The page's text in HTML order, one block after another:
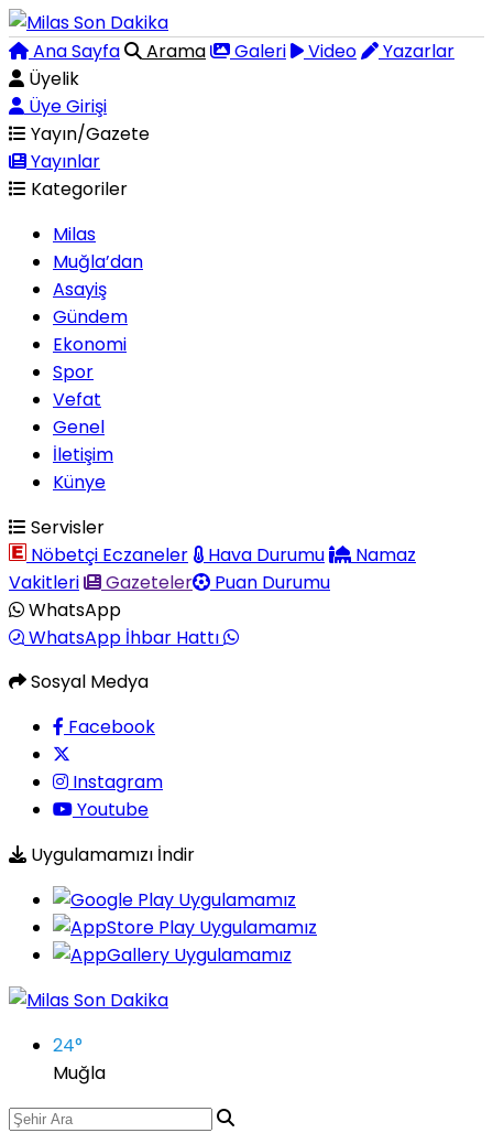
Ana Sayfa Arama Galeri Video
Yazarlar
Üyelik
Üye Girişi
Yayın/Gazete
Yayınlar
Kategoriler
Milas
Muğla’dan
Asayiş
Gündem
Ekonomi
Spor
Vefat
Genel
İletişim
Künye
Servisler
Nöbetçi Eczaneler
Hava Durumu
Namaz
Vakitleri
Gazeteler
Puan Durumu
WhatsApp
WhatsApp İhbar Hattı
Sosyal Medya
Facebook
Instagram
Youtube
Uygulamamızı İndir
24°
Muğla